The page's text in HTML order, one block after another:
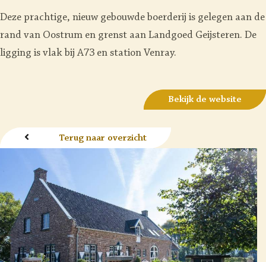
Deze prachtige, nieuw gebouwde boerderij is gelegen aan de
rand van Oostrum en grenst aan Landgoed Geijsteren. De
ligging is vlak bij A73 en station Venray.
Bekijk de website
Terug naar overzicht